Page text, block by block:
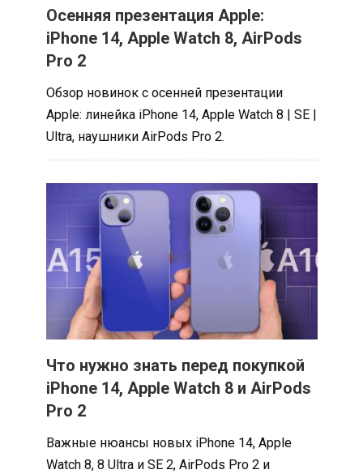
Осенняя презентация Apple:
iPhone 14, Apple Watch 8, AirPods
Pro 2
Обзор новинок с осенней презентации
Apple: линейка iPhone 14, Apple Watch 8 | SE |
Ultra, наушники AirPods Pro 2.
Что нужно знать перед покупкой
iPhone 14, Apple Watch 8 и AirPods
Pro 2
Важные нюансы новых iPhone 14, Apple
Watch 8, 8 Ultra и SE 2, AirPods Pro 2 и